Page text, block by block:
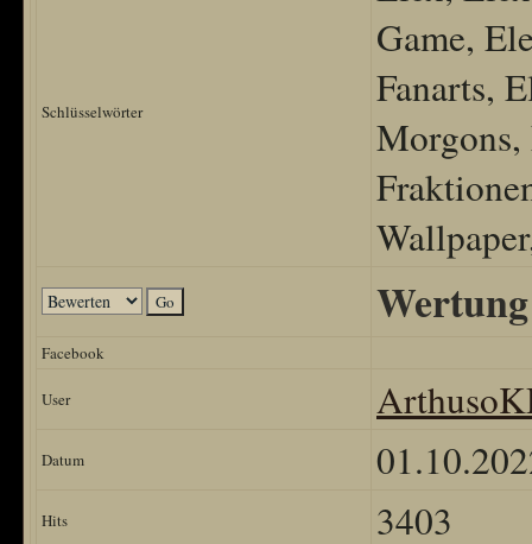
Schlüsselwörter
Game,
Fanarts,
Morgons,
Wertung
Facebook
User
Datum
Hits 3403